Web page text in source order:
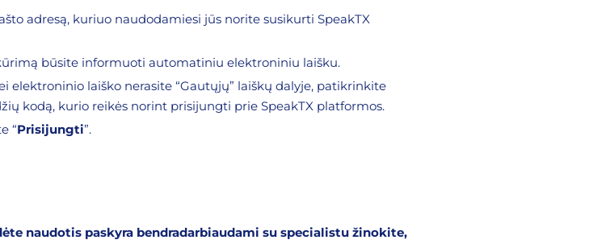
adresą, kuriuo naudodamiesi jūs norite susikurti SpeakTX
būsite informuoti automatiniu elektroniniu laišku.
elektroninio laiško nerasite “Gautųjų” laiškų dalyje, patikrinkite
kodą, kurio reikės norint prisijungti prie SpeakTX platformos.
“Prisijungti”.
naudotis paskyra bendradarbiaudami su specialistu žinokite,